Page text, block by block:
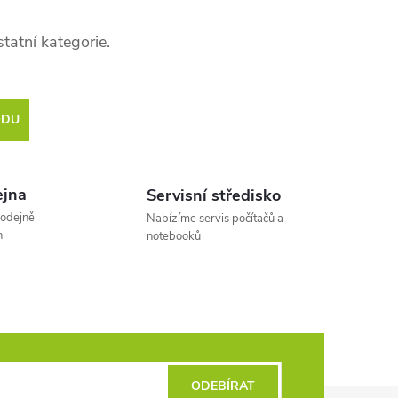
kategorie.
Servisní středisko
Nabízíme servis počítačů a
notebooků
ODEBÍRAT